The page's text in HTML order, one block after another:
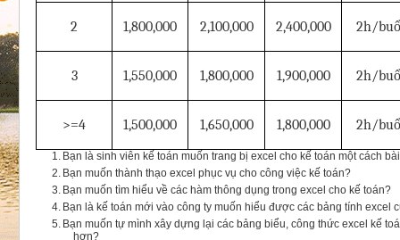
2 1,800,000 2,100,000 2,400,000 2h/
3 1,550,000 1,800,000 1,900,000 2h/
>=4 1,500,000 1,650,000 1,800,000 2h/
1. Bạn là sinh viên kế toán muốn trang bị excel cho kế toán một cách
2. Bạn muốn thành thạo excel phục vụ cho công việc kế toán?
3. Bạn muốn tìm hiểu về các hàm thông dụng trong excel cho kế toán?
4. Bạn là kế toán mới vào công ty muốn hiểu được các bảng tính excel
5. Bạn muốn tự mình xây dựng lại các bảng biểu, công thức excel kế
hơn?